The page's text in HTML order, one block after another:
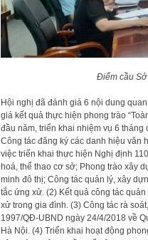
Điểm cầu
Hội nghị đã đánh giá 6 nội dung
giá kết quả thực hiện phong trào
đầu năm, triển khai nhiệm vụ 6
Công tác đăng ký các danh hiệu văn
việc triển khai thực hiện Nghị định
hoá, thể thao cơ sở; Phong trào xây
minh đô thị; Công tác quản lý, xây
tắc ứng xử. (2) Kết quả công tác
xử trong gia đình. (3) Công tác rà
1997/QĐ-UBND ngày 24/4/2018 về
Hà Nội. (4) Triển khai hoạt động